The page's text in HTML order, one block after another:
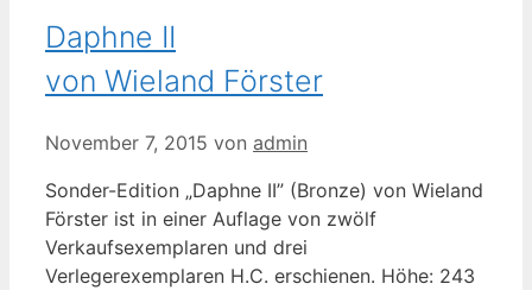
Daphne II
von Wieland Förster
November 7, 2015 von admin
Sonder-Edition „Daphne II” (Bronze) von Wieland
Förster ist in einer Auflage von zwölf
Verkaufsexemplaren und drei
Verlegerexemplaren H.C. erschienen. Höhe: 243